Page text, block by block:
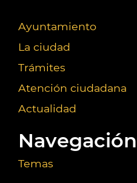
Ayuntamiento
La ciudad
Trámites
Atención ciudadana
Actualidad
Temas